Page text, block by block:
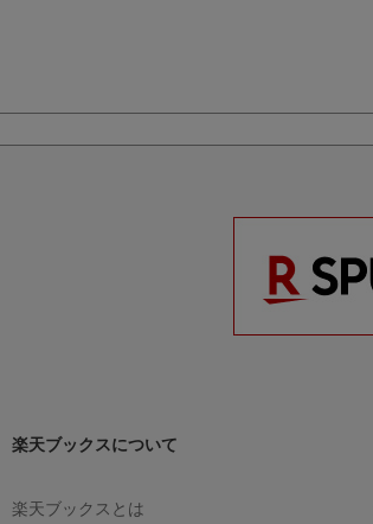
楽天ブックスについて
楽天ブックスとは